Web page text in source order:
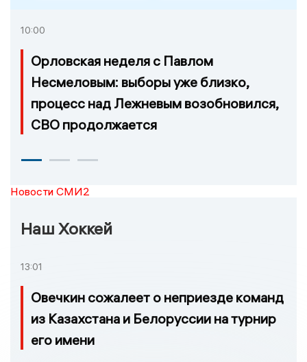
10:00
Орловская неделя с Павлом
Несмеловым: выборы уже близко,
процесс над Лежневым возобновился,
СВО продолжается
Новости СМИ2
Наш Хоккей
13:01
Овечкин сожалеет о неприезде команд
из Казахстана и Белоруссии на турнир
его имени